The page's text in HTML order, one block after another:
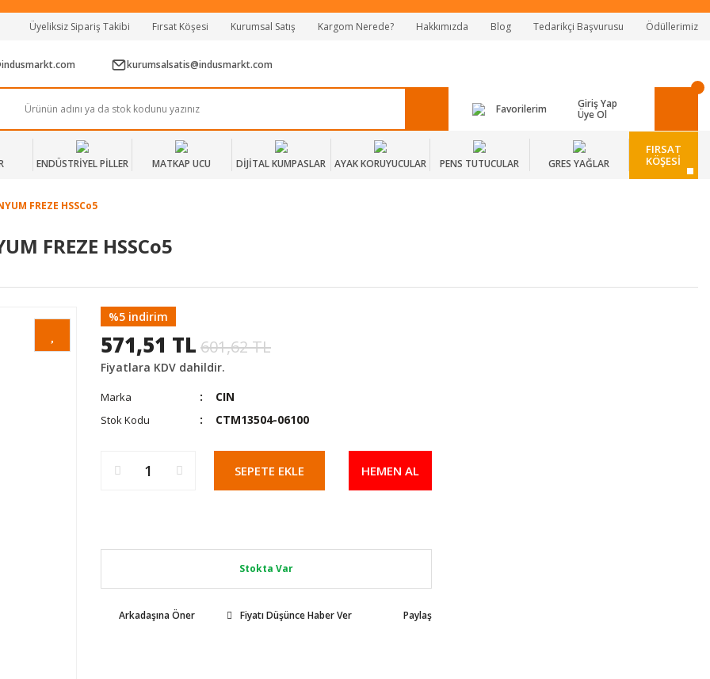
Tüm Alışverişlerde Vade Farksız 2 Taksit!
Mağazadan Teslim & Kolay İade
Üyeliksiz Sipariş Takibi Fırsat Köşesi Kurumsal Satış Kargom Nerede? Hakkımızda Blog Tedarikçi Başvurusu Ödüllerimiz
kurumsalsatis@indusmarkt.com
Favorilerim
Giriş Yap
Üye Ol
ENDÜSTRİYEL PİLLER MATKAP UCU DİJİTAL KUMPASLAR AYAK KORUYUCULAR PENS TUTUCULAR GRES YAĞLAR
FIRSAT
KÖŞESİ
FREZE HSSCo5
FREZE HSSCo5
%5 indirim
571,51 TL 601,62 TL
Fiyatlara KDV dahildir.
Marka CIN
Stok Kodu CTM13504-06100
SEPETE EKLE HEMEN AL
Stokta Var
Arkadaşına Öner Fiyatı Düşünce Haber Ver Paylaş